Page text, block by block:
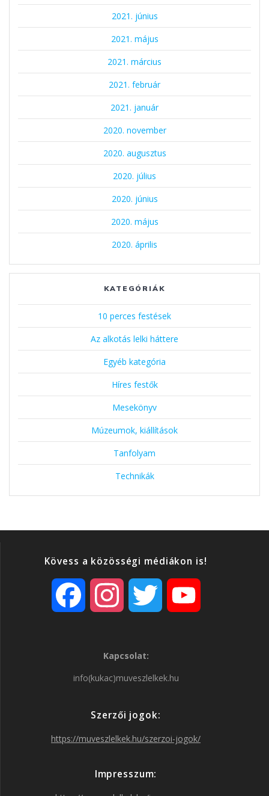
2021. június
2021. május
2021. március
2021. február
2021. január
2020. november
2020. augusztus
2020. július
2020. június
2020. május
2020. április
KATEGÓRIÁK
10 perces festések
Az alkotás lelki háttere
Egyéb kategória
Híres festők
Mesekönyv
Múzeumok, kiállítások
Tanfolyam
Technikák
Kövess a közösségi médiákon is!
s
Kapcsolat:
info(kukac)muveszlelkek.hu
Szerzői jogok:
https://muveszlelkek.hu/szerzoi-jogok/
Impresszum: